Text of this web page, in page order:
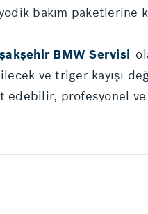
bakım paketlerine
BMW Servisi
ve triger kayışı
edebilir, profesyonel